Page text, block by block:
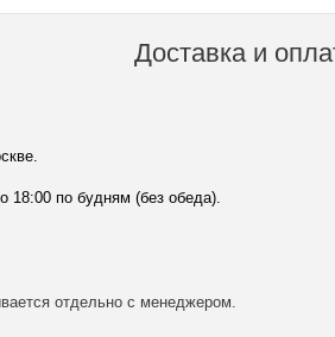
Доставка и
18:00 по будням (без обеда).
отдельно с менеджером.